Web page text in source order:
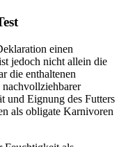
einen
jedoch nicht allein die
die enthaltenen
und Eignung des Futters
als obligate Karnivoren